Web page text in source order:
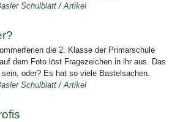
Schulblatt /Artikel
die 2. Klasse der Primarschule
dem Foto löst Fragezeichen in ihr aus. Das
oder? Es hat so viele Bastelsachen.
Schulblatt /Artikel